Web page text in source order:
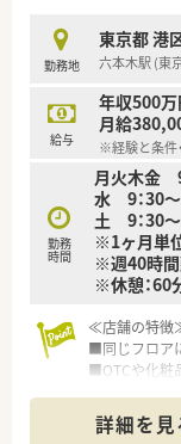
勤務地
東京都 港
六本木駅 (東
給与
年収500
月給
※経験と条件
勤務
時間
月火木金 9
水 9：30
土 9：30～
※1ヶ月単
※週40時
※休憩：60
≪店舗の特
■同じフロア
■OTCや化粧
境です
詳細を見